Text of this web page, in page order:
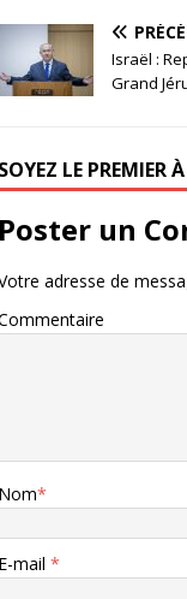
Israël :
Grand
SOYEZ LE PREMIER
Poster un
adresse de
Nom*
E-mail *